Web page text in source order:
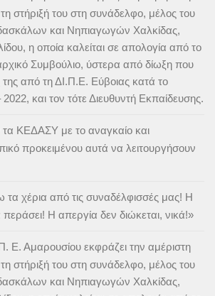
στήριξή του στη συνάδελφο, μέλος του
και Νηπιαγωγών Χαλκίδας,
η οποία καλείται σε απολογία από το
Συμβούλιο, ύστερα από δίωξη που
από τη ΔΙ.Π.Ε. Εύβοιας κατά το
και τον τότε Διευθυντή Εκπαίδευσης.
ΚΕΔΑΣΥ με το αναγκαίο και
προκειμένου αυτά να λειτουργήσουν
χέρια από τις συναδέλφισσές μας! Η
Η απεργία δεν διώκεται, νικά!»
Ε. Αμαρουσίου εκφράζει την αμέριστη
στήριξή του στη συνάδελφο, μέλος του
και Νηπιαγωγών Χαλκίδας,